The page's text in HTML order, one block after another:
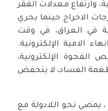
وارتفاع معدلات الفقر
الاحراج حينما يجري
في العراق، في وقت
الامية الإلكترونية.
الفجوة الإلكترونية،
الفساد، لا ينخفض
يمضي نحو اللادولة مع